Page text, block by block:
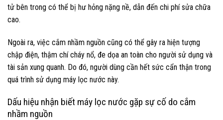
tử bên trong có thể bị hư hỏng nặng nề, dẫn đến chi phí sửa chữa
cao.
Ngoài ra, việc cắm nhầm nguồn cũng có thể gây ra hiện tượng
chập điện, thậm chí cháy nổ, đe dọa an toàn cho người sử dụng và
tài sản xung quanh. Do đó, người dùng cần hết sức cẩn thận trong
quá trình sử dụng máy lọc nước này.
Dấu hiệu nhận biết máy lọc nước gặp sự cố do cắm
nhầm nguồn